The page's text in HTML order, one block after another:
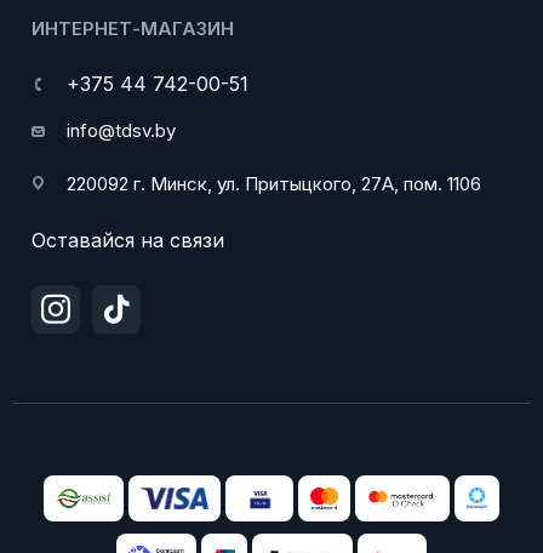
ИНТЕРНЕТ-МАГАЗИН
+375 44 742-00-51
info@tdsv.by
220092 г. Минск, ул. Притыцкого, 27А, пом. 1106
Оставайся на связи